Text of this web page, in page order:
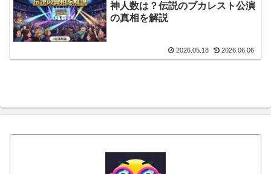
神人数は？伝説のブカレスト公演
の真相を解説
2026.05.18 2026.06.06